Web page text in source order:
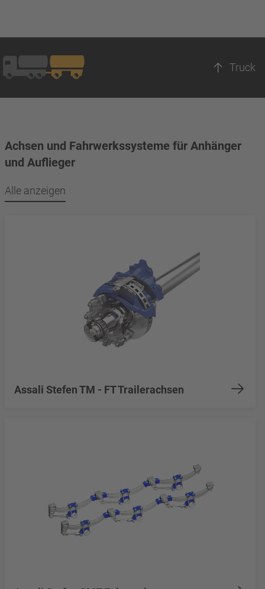
Truck
Achsen und Fahrwerkssysteme für Anhänger
und Auflieger
Alle anzeigen
Assali Stefen TM - FT Trailerachsen